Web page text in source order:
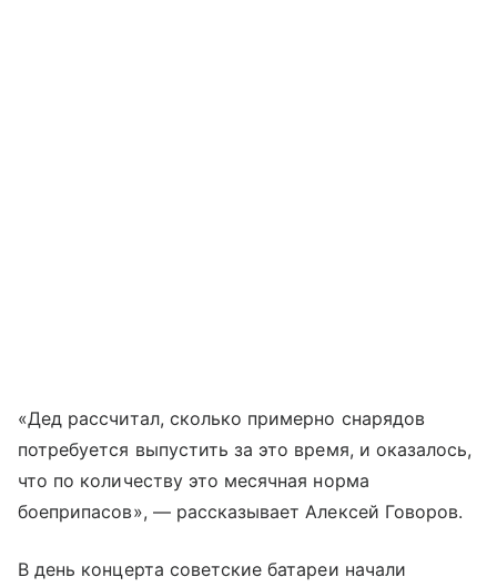
«Дед рассчитал, сколько примерно снарядов
потребуется выпустить за это время, и оказалось,
что по количеству это месячная норма
боеприпасов», — рассказывает Алексей Говоров.
В день концерта советские батареи начали